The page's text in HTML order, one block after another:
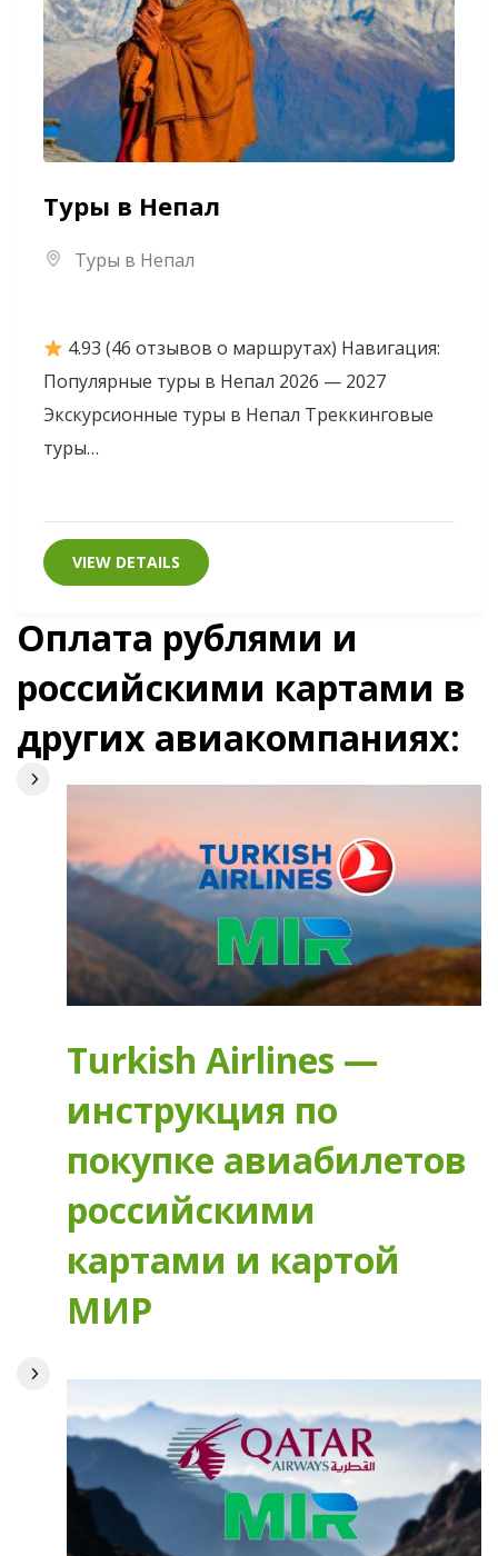
Туры в Непал
Туры в Непал
4.93 (46 отзывов о маршрутах) Навигация:
Популярные туры в Непал 2026 — 2027
Экскурсионные туры в Непал Треккинговые
туры…
VIEW DETAILS
Оплата рублями и
российскими картами в
других авиакомпаниях:
Turkish Airlines —
инструкция по
покупке авиабилетов
российскими
картами и картой
МИР